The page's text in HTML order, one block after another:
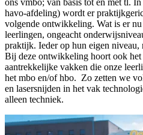
havo-afdeling) wordt er
volgende ontwikkeling. Wat is er
leerlingen, ongeacht
praktijk. Ieder op hun eigen
Bij deze ontwikkeling hoort ook
aantrekkelijke vakken die onze
het mbo en/of hbo. Zo zetten we
en lasersnijden in het vak
alleen techniek.